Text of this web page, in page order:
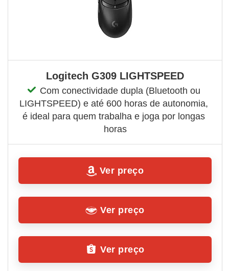
Logitech G309 LIGHTSPEED
Com conectividade dupla (Bluetooth ou
LIGHTSPEED) e até 600 horas de autonomia,
é ideal para quem trabalha e joga por longas
horas
Ver preço
Ver preço
Ver preço